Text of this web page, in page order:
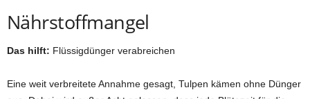
Nährstoffmangel
Das hilft: Flüssigdünger verabreichen
Eine weit verbreitete Annahme gesagt, Tulpen kämen ohne Dünger